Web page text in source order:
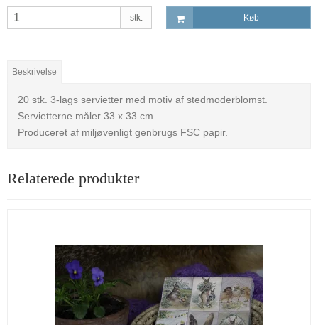
stk. Køb
Beskrivelse
20 stk. 3-lags servietter med motiv af stedmoderblomst.
Servietterne måler 33 x 33 cm.
Produceret af miljøvenligt genbrugs FSC papir.
Relaterede produkter